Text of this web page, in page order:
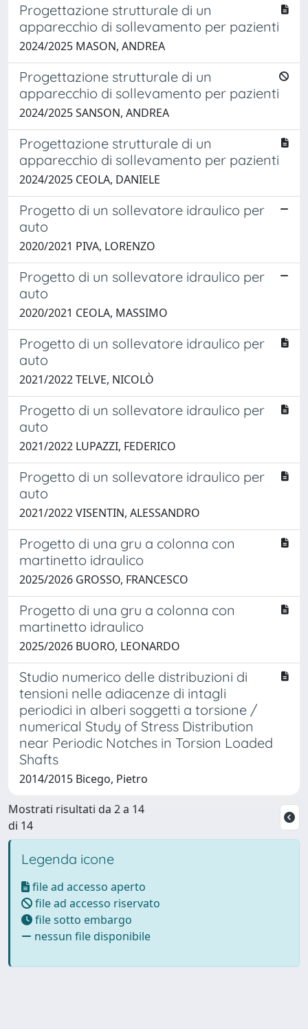
Progettazione strutturale di un
apparecchio di sollevamento per pazienti
2024/2025 MASON, ANDREA
Progettazione strutturale di un
apparecchio di sollevamento per pazienti
2024/2025 SANSON, ANDREA
Progettazione strutturale di un
apparecchio di sollevamento per pazienti
2024/2025 CEOLA, DANIELE
Progetto di un sollevatore idraulico per
auto
2020/2021 PIVA, LORENZO
Progetto di un sollevatore idraulico per
auto
2020/2021 CEOLA, MASSIMO
Progetto di un sollevatore idraulico per
auto
2021/2022 TELVE, NICOLÒ
Progetto di un sollevatore idraulico per
auto
2021/2022 LUPAZZI, FEDERICO
Progetto di un sollevatore idraulico per
auto
2021/2022 VISENTIN, ALESSANDRO
Progetto di una gru a colonna con
martinetto idraulico
2025/2026 GROSSO, FRANCESCO
Progetto di una gru a colonna con
martinetto idraulico
2025/2026 BUORO, LEONARDO
Studio numerico delle distribuzioni di
tensioni nelle adiacenze di intagli
periodici in alberi soggetti a torsione /
numerical Study of Stress Distribution
near Periodic Notches in Torsion Loaded
Shafts
2014/2015 Bicego, Pietro
Mostrati risultati da 2 a 14
di 14
Legenda icone
file ad accesso aperto
file ad accesso riservato
file sotto embargo
nessun file disponibile